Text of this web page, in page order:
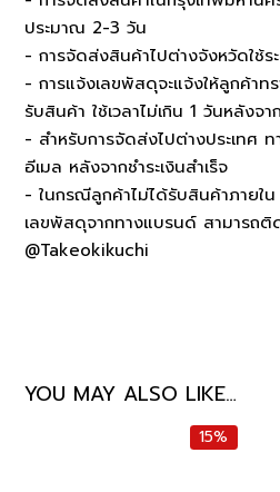
ประมาณ 2-3 วัน
- การจัดส่งสินค้าไปต่างจังหวัดใช้ร
- การแจ้งเลขพัสดุจะแจ้งให้ลูกค้าท
รับสินค้า ใช้เวลาไม่เกิน 1 วันหลังจา
- สำหรับการจัดส่งไปต่างประเทศ
อีเมล หลังจากชำระเงินสำเร็จ
- ในกรณีลูกค้าไม่ได้รับสินค้าภายใ
เลขพัสดุจากทางแบรนด์ สามารถ
@Takeokikuchi
YOU MAY ALSO LIKE…
15%